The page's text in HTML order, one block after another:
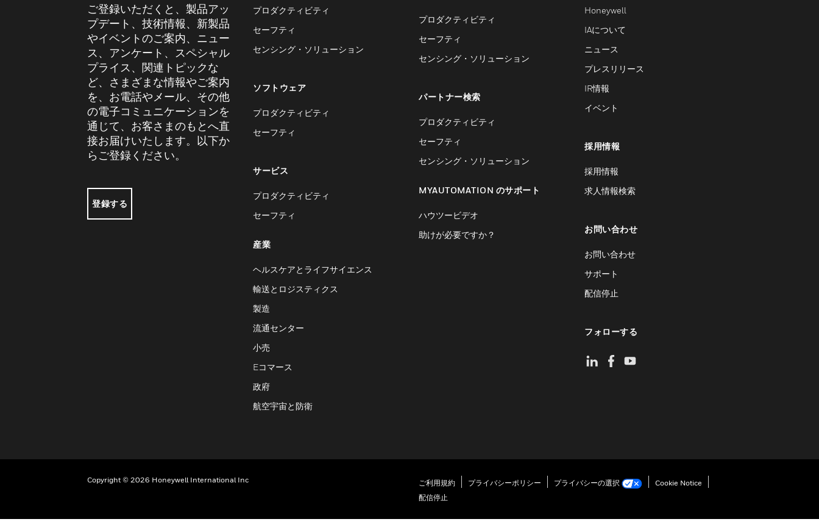
ご登録いただくと、製品アッ
プデート、技術情報、新製品
やイベントのご案内、ニュー
ス、アンケート、スペシャル
プライス、関連トピックな
ど、さまざまな情報やご案内
を、お電話やメール、その他
の電子コミュニケーションを
通じて、お客さまのもとへ直
接お届けいたします。以下か
らご登録ください。
登録する
プロダクティビティ
セーフティ
センシング・ソリューション
ソフトウェア
プロダクティビティ
セーフティ
サービス
プロダクティビティ
セーフティ
産業
ヘルスケアとライフサイエンス
輸送とロジスティクス
製造
流通センター
小売
Eコマース
政府
航空宇宙と防衛
プロダクティビティ
セーフティ
センシング・ソリューション
パートナー検索
プロダクティビティ
セーフティ
センシング・ソリューション
MYAUTOMATION のサポート
ハウツービデオ
助けが必要ですか？
Honeywell
IAについて
ニュース
プレスリリース
IR情報
イベント
採用情報
採用情報
求人情報検索
お問い合わせ
お問い合わせ
サポート
配信停止
フォローする
Copyright © 2026 Honeywell International Inc ご利用規約 プライバシーポリシー プライバシーの選択
Cookie Notice
配信停止